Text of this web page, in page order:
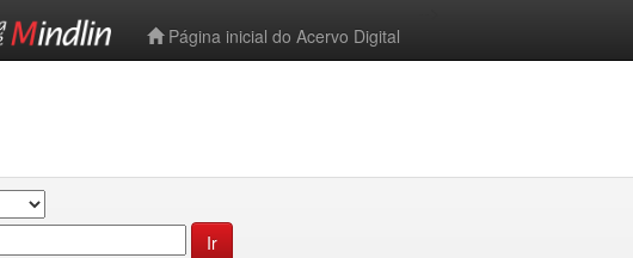
Página inicial do Acervo Digital